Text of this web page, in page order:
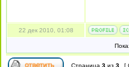
22 дек 2010, 01:08
Страница 3 из 3 [